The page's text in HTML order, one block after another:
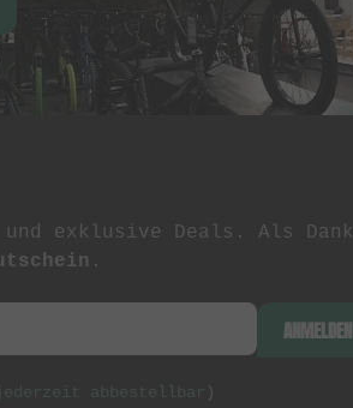
und exklusive Deals. Als Dank
.
ANMELDEN
jederzeit abbestellbar )